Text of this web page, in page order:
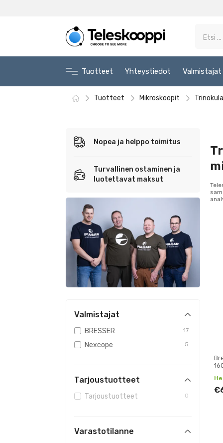
Tuotteet Yhteystiedot Valmistajat
Tuotteet Mikroskoopit
Nopea ja helppo toimitus
Turvallinen ostaminen ja
luotettavat maksut
Valmistajat
BRESSER 17
Nexcope 5
Tarjoustuotteet
Tarjoustuotteet 0
Varastotilanne